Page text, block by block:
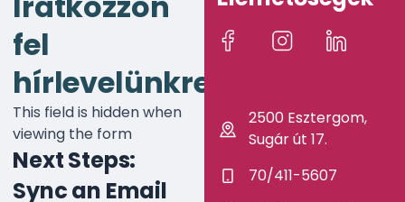
fel
hírlevelünkre!
This field is hidden when
viewing the form
Next Steps:
Sync an Email
2500 Esztergom,
Sugár út 17.
70/411-5607